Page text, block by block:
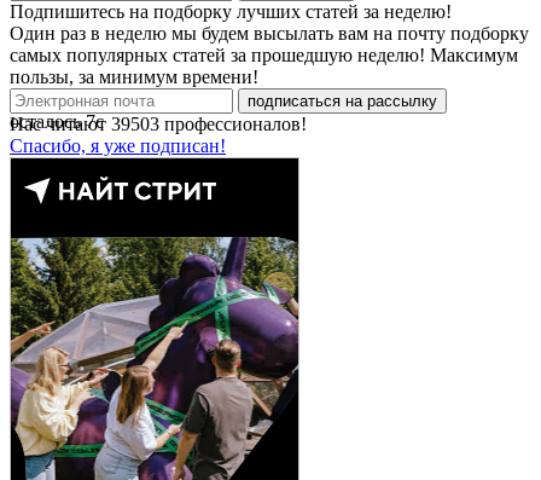
Подпишитесь на подборку лучших статей за неделю!
Один раз в неделю мы будем высылать вам на почту подборку
самых популярных статей за прошедшую неделю! Максимум
пользы, за минимум времени!
подписаться на рассылку
Нас читают 39503 профессионалов!
Спасибо, я уже подписан!
осталось7с